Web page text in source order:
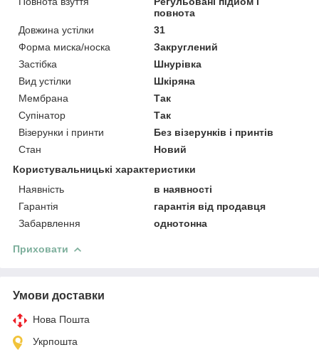
повнота
Довжина устілки
31
Форма миска/носка
Закруглений
Застібка
Шнурівка
Вид устілки
Шкіряна
Мембрана
Так
Супінатор
Так
Візерунки і принти
Без візерунків і принтів
Стан
Новий
Користувальницькі характеристики
Наявність
в наявності
Гарантія
гарантія від продавця
Забарвлення
однотонна
Приховати
Умови доставки
Нова Пошта
Укрпошта